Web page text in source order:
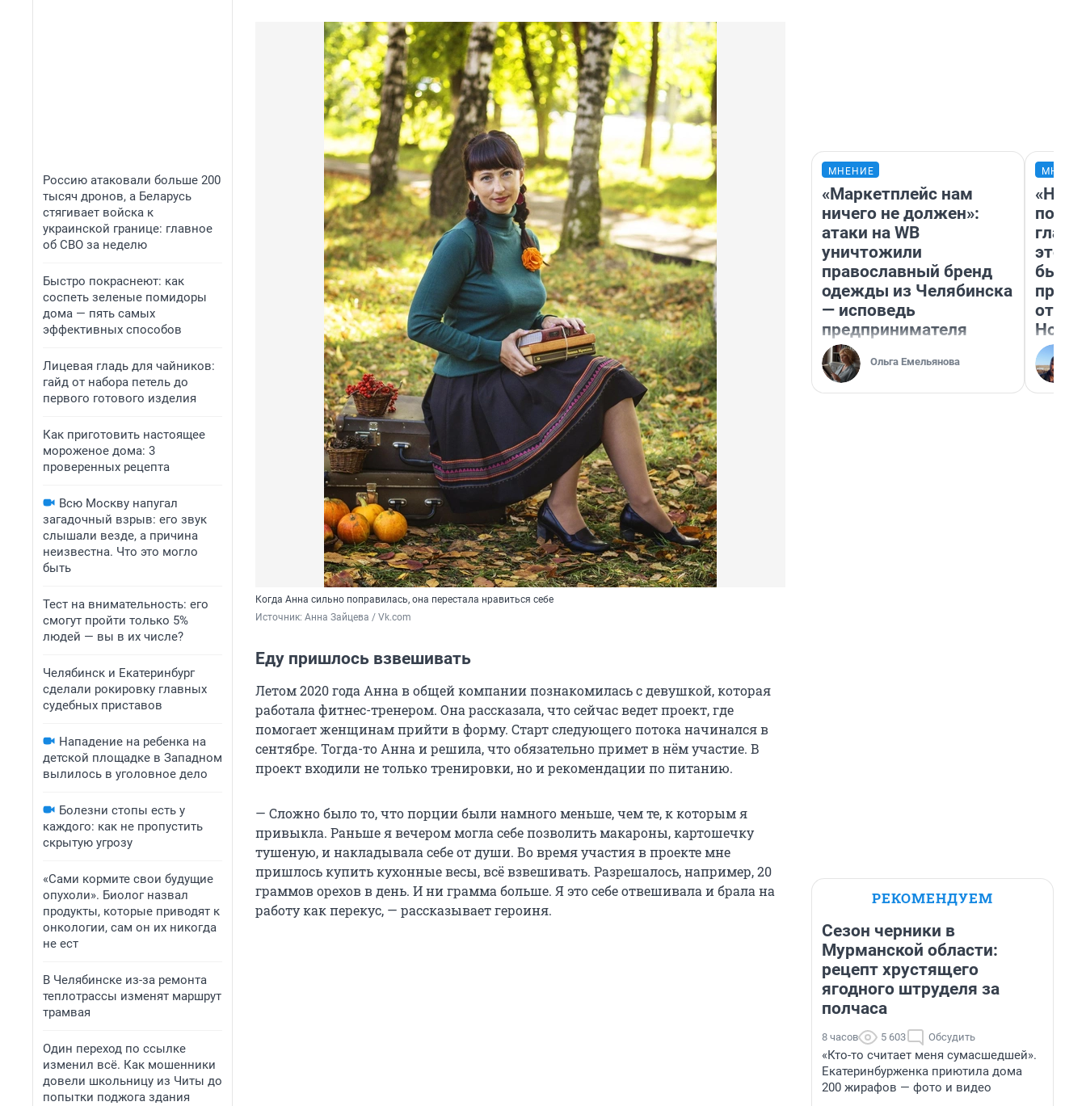
Россию атаковали больше 200
тысяч дронов, а Беларусь
стягивает войска к
украинской границе: главное
об СВО за неделю
Быстро покраснеют: как
соспеть зеленые помидоры
дома — пять самых
эффективных способов
Лицевая гладь для чайников:
гайд от набора петель до
первого готового изделия
Как приготовить настоящее
мороженое дома: 3
проверенных рецепта
Всю Москву напугал
загадочный взрыв: его звук
слышали везде, а причина
неизвестна. Что это могло
быть
Тест на внимательность: его
смогут пройти только 5%
людей — вы в их числе?
Челябинск и Екатеринбург
сделали рокировку главных
судебных приставов
Нападение на ребенка на
детской площадке в Западном
вылилось в уголовное дело
Болезни стопы есть у
каждого: как не пропустить
скрытую угрозу
«Сами кормите свои будущие
опухоли». Биолог назвал
продукты, которые приводят к
онкологии, сам он их никогда
не ест
В Челябинске из-за ремонта
теплотрассы изменят маршрут
трамвая
Один переход по ссылке
изменил всё. Как мошенники
довели школьницу из Читы до
попытки поджога здания
Когда Анна сильно поправилась, она перестала нравиться себе
Источник: Анна Зайцева / Vk.com
Еду пришлось взвешивать
Летом 2020 года Анна в общей компании познакомилась с девушкой, которая
работала фитнес-тренером. Она рассказала, что сейчас ведет проект, где
помогает женщинам прийти в форму. Старт следующего потока начинался в
сентябре. Тогда-то Анна и решила, что обязательно примет в нём участие. В
проект входили не только тренировки, но и рекомендации по питанию.
— Сложно было то, что порции были намного меньше, чем те, к которым я
привыкла. Раньше я вечером могла себе позволить макароны, картошечку
тушеную, и накладывала себе от души. Во время участия в проекте мне
пришлось купить кухонные весы, всё взвешивать. Разрешалось, например, 20
граммов орехов в день. И ни грамма больше. Я это себе отвешивала и брала на
работу как перекус, — рассказывает героиня.
МНЕНИЕ
«Маркетплейс нам
ничего не должен»:
атаки на WB
уничтожили
православный бренд
одежды из Челябинска
— исповедь
предпринимателя
Ольга Емельянова
этого
бьет
РЕКОМЕНДУЕМ
Сезон черники в
Мурманской области:
рецепт хрустящего
ягодного штруделя за
полчаса
8 часов 5 603 Обсудить
«Кто-то считает меня сумасшедшей».
Екатеринбурженка приютила дома
200 жирафов — фото и видео